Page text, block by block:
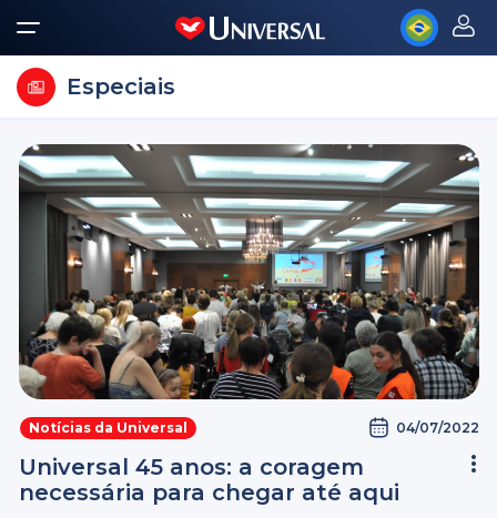
Especiais
Notícias da Universal 04/07/2022
Universal 45 anos: a coragem
necessária para chegar até aqui